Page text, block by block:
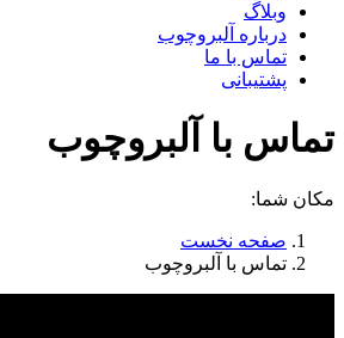
وبلاگ
درباره آلبروچوب
تماس با ما
پشتیبانی
تماس با آلبروچوب
مکان شما:
صفحه نخست
تماس با آلبروچوب